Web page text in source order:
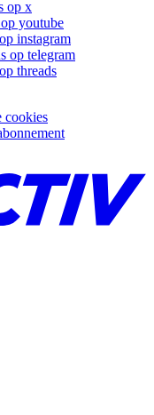
op x
youtube
instagram
op telegram
threads
cookies